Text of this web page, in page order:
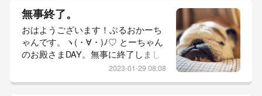
ん。ここ最近は…寒い！足濡れる！
と、出たがりませんでした。行こう
かな？と、ちと反応するのですが
ね。窓を開けた瞬間、冷気を感じる
と無理無理！と、Uターンします。
昨日も結局、寒かったのかフリー
ズ。お地蔵...
無事終了。
おはようございます！ぶるおかーち
ゃんです。ヽ(・∀・)ﾉ♡ とーちゃん
のお殿さまDAY。無事に終了しまし
た。（早よ寝て助かったw）まぁ、
2023-01-29 08:08